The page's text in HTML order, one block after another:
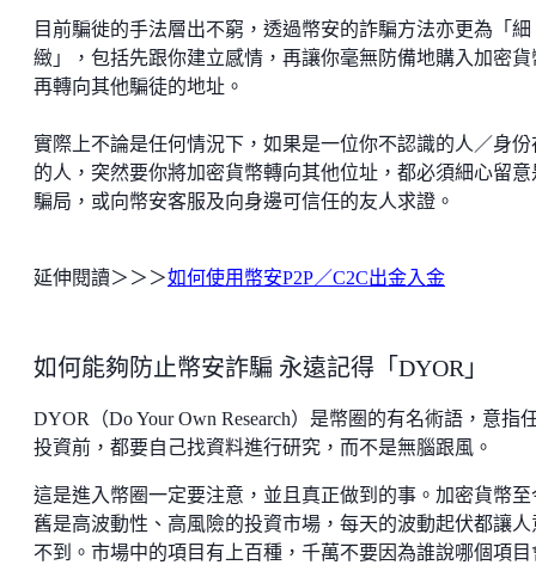
目前騙徙的手法層出不窮，透過幣安的詐騙方法亦更為「細
緻」，包括先跟你建立感情，再讓你毫無防備地購入加密貨
再轉向其他騙徒的地址。
實際上不論是任何情況下，如果是一位你不認識的人／身份
的人，突然要你將加密貨幣轉向其他位址，都必須細心留意
騙局，或向幣安客服及向身邊可信任的友人求證。
延伸閱讀＞＞＞如何使用幣安P2P／C2C出金入金
如何能夠防止幣安詐騙 永遠記得「DYOR」
DYOR（Do Your Own Research）是幣圈的有名術語，意指
投資前，都要自己找資料進行研究，而不是無腦跟風。
這是進入幣圈一定要注意，並且真正做到的事。加密貨幣至
舊是高波動性、高風險的投資市場，每天的波動起伏都讓人
不到。市場中的項目有上百種，千萬不要因為誰說哪個項目